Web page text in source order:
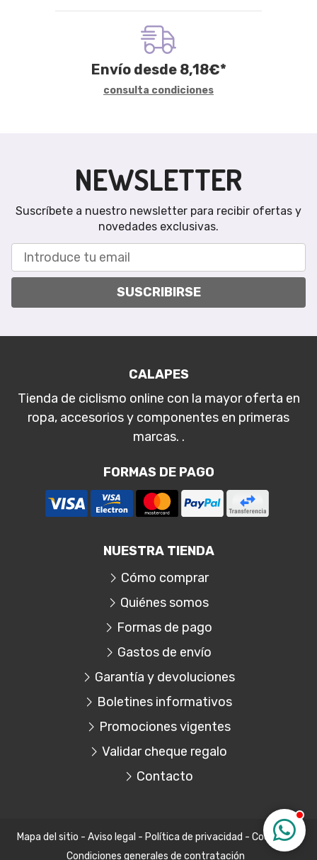
Envío desde 8,18€*
consulta condiciones
NEWSLETTER
Suscríbete a nuestro newsletter para recibir ofertas y
novedades exclusivas.
SUSCRIBIRSE
CALAPES
Tienda de ciclismo online con la mayor oferta en
ropa, accesorios y componentes en primeras
marcas. .
FORMAS DE PAGO
NUESTRA TIENDA
Cómo comprar
Quiénes somos
Formas de pago
Gastos de envío
Garantía y devoluciones
Boletines informativos
Promociones vigentes
Validar cheque regalo
Contacto
Mapa del sitio - Aviso legal - Política de privacidad - Cookies-
Condiciones generales de contratación